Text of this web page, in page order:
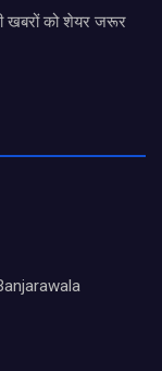
खबरों को शेयर जरूर